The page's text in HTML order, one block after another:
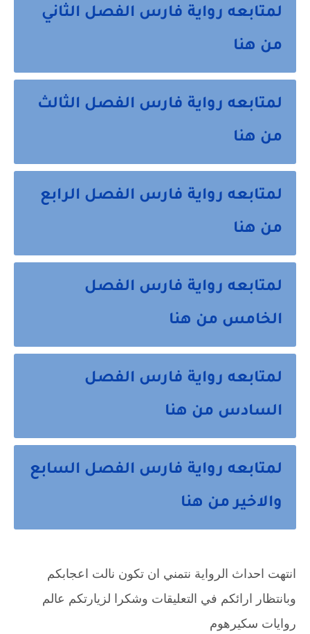
لمتابعه رواية فارس الفصل الثاني
من هنا
لمتابعه رواية فارس الفصل الثالث
من هنا
لمتابعه رواية فارس الفصل الرابع
من هنا
لمتابعه رواية فارس الفصل
الخامس من هنا
لمتابعه رواية فارس الفصل
السادس من هنا
لمتابعه رواية فارس الفصل السابع
والاخير من هنا
روايات سكيرهوم